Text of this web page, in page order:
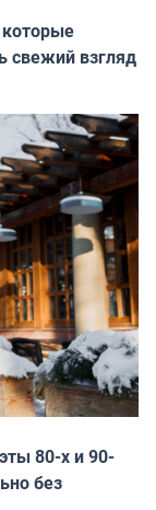
свежий взгляд
80-х и 90-
без